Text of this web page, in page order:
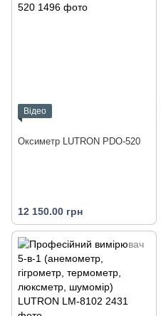
Відео
Оксиметр LUTRON PDO-520
12 150.00 грн